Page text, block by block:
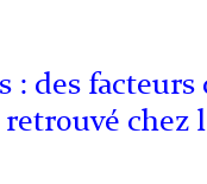
: des
chez